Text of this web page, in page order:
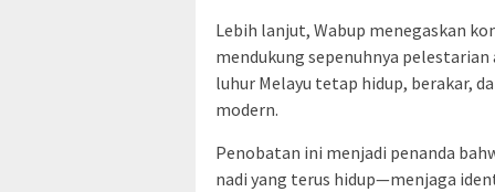
Lebih lanjut, Wabup menegaskan
mendukung sepenuhnya
luhur Melayu tetap hidup, berakar,
modern.
Penobatan ini menjadi penanda
nadi yang terus hidup—menjaga